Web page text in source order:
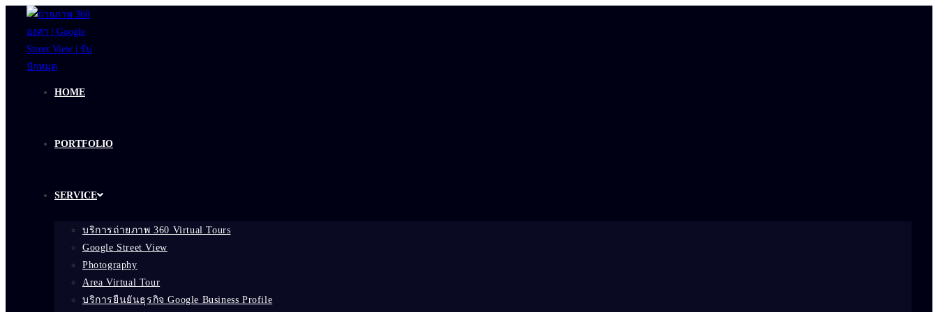
content
HOME
PORTFOLIO
SERVICE
บริการถ่ายภาพ 360 Virtual Tours
Google Street View
Photography
Area Virtual Tour
บริการยืนยันธุรกิจ Google Business Profile